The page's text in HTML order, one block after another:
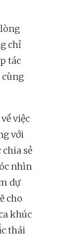
chỉ
tác
cùng
việc
với
sẻ
nhìn
dự
cho
khúc
thái